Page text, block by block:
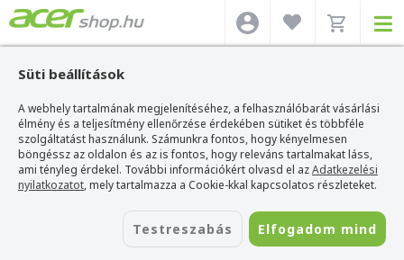
Süti beállítások
A webhely tartalmának megjelenítéséhez, a felhasználóbarát vásárlási
élmény és a teljesítmény ellenőrzése érdekében sütiket és többféle
szolgáltatást használunk. Számunkra fontos, hogy kényelmesen
böngéssz az oldalon és az is fontos, hogy releváns tartalmakat láss,
ami tényleg érdekel. További információkért olvasd el azAdatkezelési
nyilatkozatot, mely tartalmazza a Cookie-kkal kapcsolatos részleteket.
Testreszabás Elfogadom mind
Acer webshop>Acer projektor >Acer PD1520s Hordozható LED Projektor
Acer PD1520s Hordozható LED
Projektor
Azonosító:MR.JY611.001